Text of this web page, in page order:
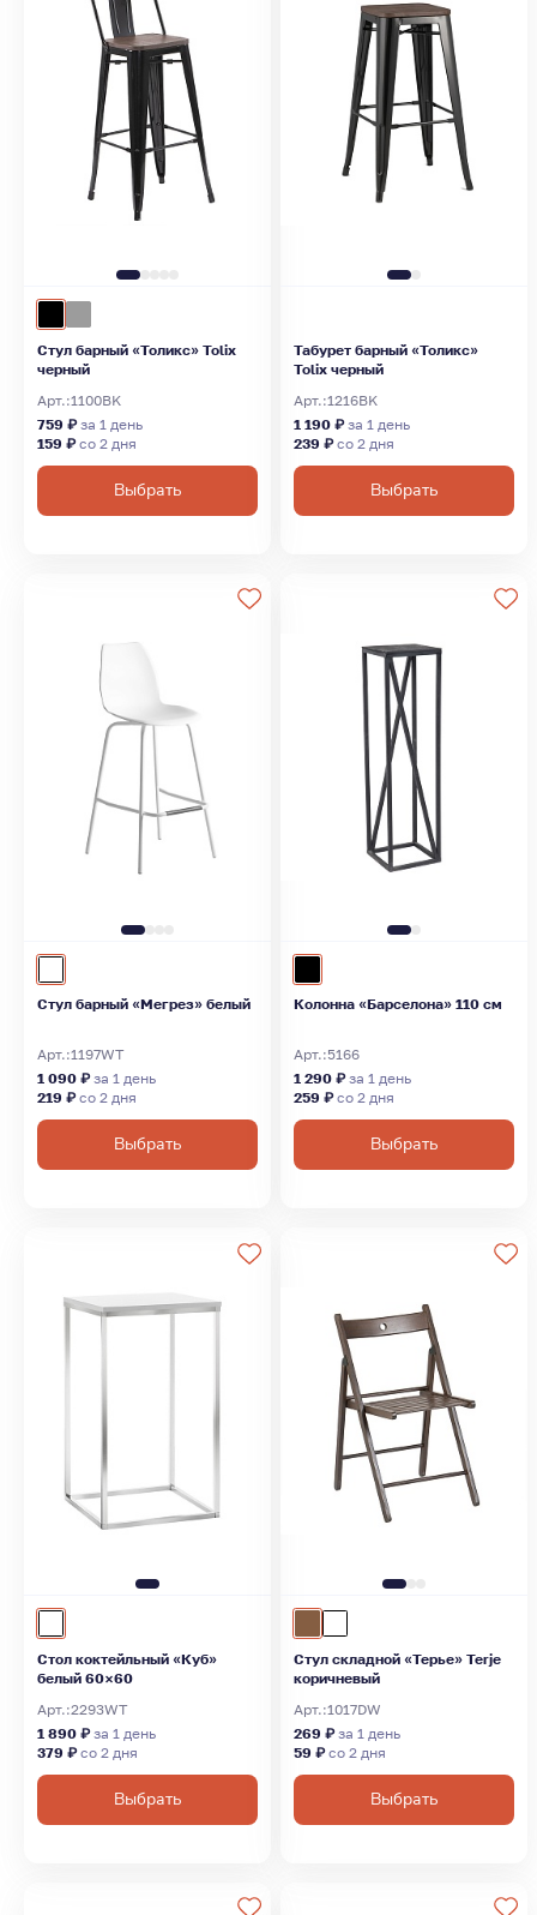
Стул барный «Толикс» Tolix
черный
Арт.:1100BK
759 ₽за 1 день
159 ₽со 2 дня
Выбрать
Табурет барный «Толикс»
Tolix черный
Арт.:1216BK
1 190 ₽за 1 день
239 ₽со 2 дня
Выбрать
Стул барный «Мегрез» белый
Арт.:1197WT
1 090 ₽за 1 день
219 ₽со 2 дня
Выбрать
Колонна «Барселона» 110 см
Арт.:5166
1 290 ₽за 1 день
259 ₽со 2 дня
Выбрать
Стол коктейльный «Куб»
белый 60×60
Арт.:2293WT
1 890 ₽за 1 день
379 ₽со 2 дня
Выбрать
Стул складной «Терье» Terje
коричневый
Арт.:1017DW
269 ₽за 1 день
59 ₽со 2 дня
Выбрать